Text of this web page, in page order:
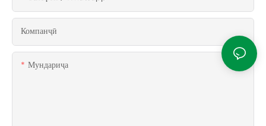
Компанҷӣ
Мундариҷа